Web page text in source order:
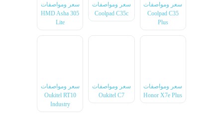
سعر ومواصفات
Coolpad C35
Plus
سعر ومواصفات
Coolpad C35c
سعر ومواصفات
HMD Asha 305
Lite
سعر ومواصفات
Honor X7e Plus
سعر ومواصفات
Oukitel C7
سعر ومواصفات
Oukitel RT10
Industry